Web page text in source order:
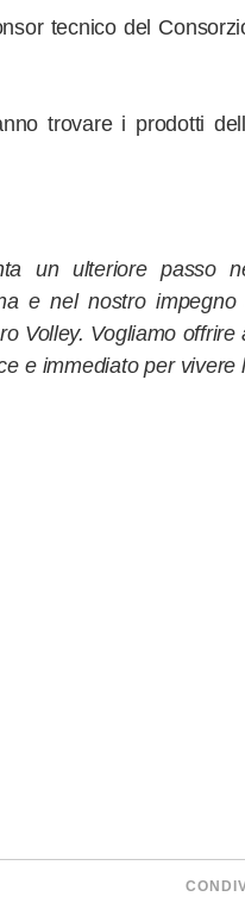
tecnico del
trovare i prodotti
un ulteriore passo
e nel nostro impegno
Volley. Vogliamo offrire
e immediato per vivere